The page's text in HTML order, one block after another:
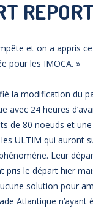
et on a appris
pour les IMOCA. »
la modification du
avec 24 heures
de 80 noeuds et
ULTIM qui auront
Leur
pris le départ hier
solution pour
Atlantique n’ayant